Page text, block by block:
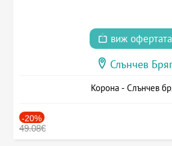
виж офертата
Слънчев
Корона - Слънчев
-20%
49.08€